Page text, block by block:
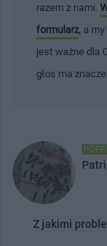
razem z nami.
formularz , a
jest ważne dla
głos ma
Z jakimi